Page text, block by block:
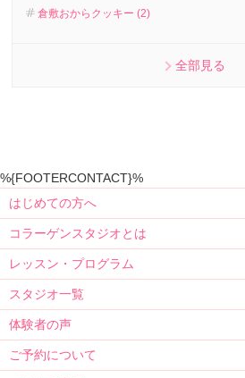
倉敷おからクッキー (2)
全部見る
%{FOOTERCONTACT}%
はじめての方へ
コラーゲンスタジオとは
レッスン・プログラム
スタジオ一覧
体験者の声
ご予約について